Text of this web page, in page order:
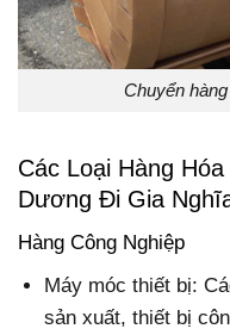
Chuyển
Các Loại Hàng
Dương Đi Gia
Hàng Công Nghiệp
Máy móc thiết bị:
sản xuất, thiết bị